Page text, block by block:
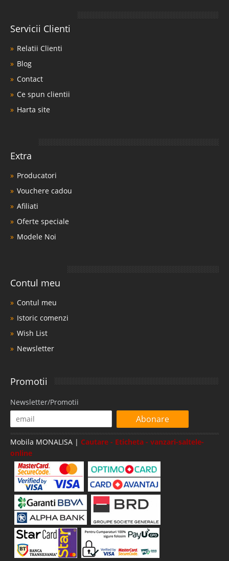
Servicii Clienti
Relatii Clienti
Blog
Contact
Ce spun clientii
Harta site
Extra
Producatori
Vouchere cadou
Afiliati
Oferte speciale
Modele Noi
Contul meu
Contul meu
Istoric comenzi
Wish List
Newsletter
Promotii
Newsletter/Promotii
Abonare
Mobila MONALISA | Cautare - Eticheta - vanzari-saltele-
online